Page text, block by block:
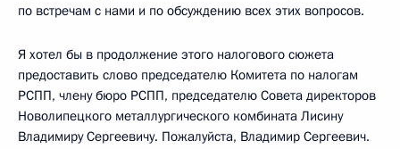
по встречам с нами и по обсуждению всех этих вопросов.
Я хотел бы в продолжение этого налогового сюжета
предоставить слово председателю Комитета по налогам
РСПП, члену бюро РСПП, председателю Совета директоров
Новолипецкого металлургического комбината Лисину
Владимиру Сергеевичу. Пожалуйста, Владимир Сергеевич.